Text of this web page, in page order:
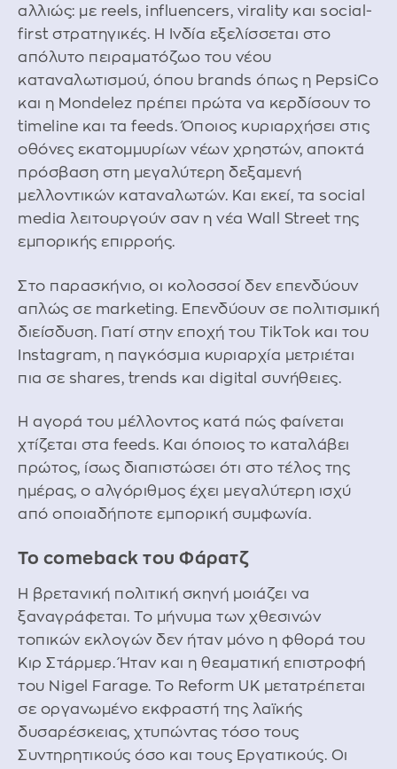
αλλιώς: με reels, influencers, virality και social-
first στρατηγικές. Η Ινδία εξελίσσεται στο
απόλυτο πειραματόζωο του νέου
καταναλωτισμού, όπου brands όπως η PepsiCo
και η Mondelez πρέπει πρώτα να κερδίσουν το
timeline και τα feeds. Όποιος κυριαρχήσει στις
οθόνες εκατομμυρίων νέων χρηστών, αποκτά
πρόσβαση στη μεγαλύτερη δεξαμενή
μελλοντικών καταναλωτών. Και εκεί, τα social
media λειτουργούν σαν η νέα Wall Street της
εμπορικής επιρροής.
Στο παρασκήνιο, οι κολοσσοί δεν επενδύουν
απλώς σε marketing. Επενδύουν σε πολιτισμική
διείσδυση. Γιατί στην εποχή του TikTok και του
Instagram, η παγκόσμια κυριαρχία μετριέται
πια σε shares, trends και digital συνήθειες.
Η αγορά του μέλλοντος κατά πώς φαίνεται
χτίζεται στα feeds. Και όποιος το καταλάβει
πρώτος, ίσως διαπιστώσει ότι στο τέλος της
ημέρας, ο αλγόριθμος έχει μεγαλύτερη ισχύ
από οποιαδήποτε εμπορική συμφωνία.
Το comeback του Φάρατζ
Η βρετανική πολιτική σκηνή μοιάζει να
ξαναγράφεται. Το μήνυμα των χθεσινών
τοπικών εκλογών δεν ήταν μόνο η φθορά του
Κιρ Στάρμερ. Ήταν και η θεαματική επιστροφή
του Nigel Farage. Το Reform UK μετατρέπεται
σε οργανωμένο εκφραστή της λαϊκής
δυσαρέσκειας, χτυπώντας τόσο τους
Συντηρητικούς όσο και τους Εργατικούς. Οι